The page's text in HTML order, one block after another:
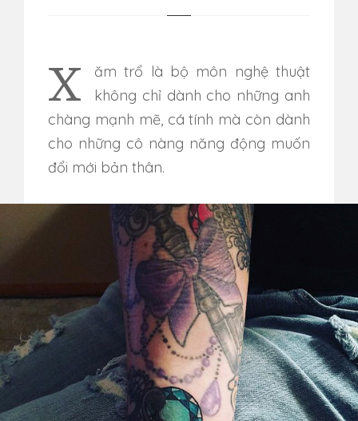
Xăm trổ là bộ môn nghệ thuật
không chỉ dành cho những anh
chàng mạnh mẽ, cá tính mà còn dành
cho những cô nàng năng động muốn
đổi mới bản thân.